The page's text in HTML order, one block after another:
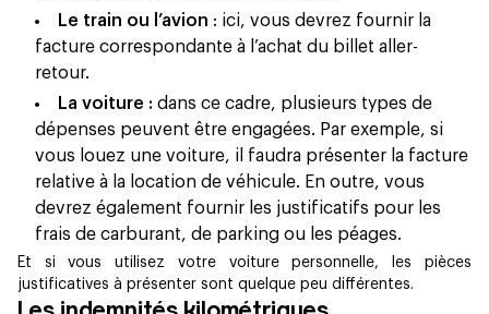
Le train ou l’avion : ici, vous devrez fournir la
facture correspondante à l’achat du billet aller-
retour.
La voiture : dans ce cadre, plusieurs types de
dépenses peuvent être engagées. Par exemple, si
vous louez une voiture, il faudra présenter la facture
relative à la location de véhicule. En outre, vous
devrez également fournir les justificatifs pour les
frais de carburant, de parking ou les péages.
Et si vous utilisez votre voiture personnelle, les pièces
justificatives à présenter sont quelque peu différentes.